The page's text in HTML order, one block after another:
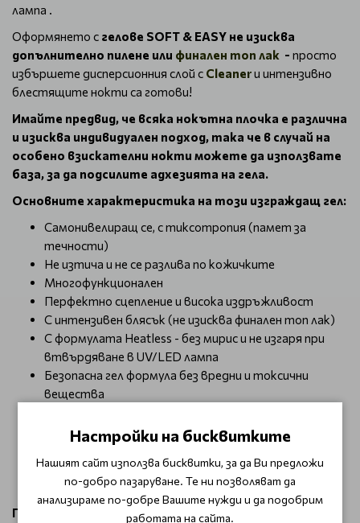
лампа .
Оформянето с гелове SOFT & EASY не изисква
допълнително пилене или финален топ лак - просто
избършете дисперсионния слой с Cleanerи интензивно
блестящите нокти са готови!
Имайте предвид, че всяка нокътна плочка е различна
и изисква индивидуален подход, така че в случай на
особено взискателни нокти можете да използвате
база, за да подсилите адхезията на гела.
Основните характеристика на този изграждащ гел:
Самонивелиращ се, с тиксотропия (памет за
течности)
Не изтича и не се разлива по кожичките
Многофункционален
Перфектно сцепление и висока издръжливост
С интензивен блясък (не изисква финален топ лак)
С формулата Heatless - без мирис и не изгаря при
втвърдяване в UV/LED лампа
Безопасна гел формула без вредни и токсични
вещества
животни
оставя лепкав дисперсионен слой
Полимеризация 30/60 секунди - в зависимост от
силата на лампата
Продукт, предназначен за професионална употреба
Настройки на бисквитките
Нашият сайт използва бисквитки, за да Ви предложи
по-добро пазаруване. Те ни позволяват да
анализираме по-добре Вашите нужди и да подобрим
работата на сайта.